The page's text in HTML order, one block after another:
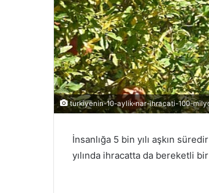
turkiyenin-10-aylik-nar-ihracati-100-
İnsanlığa 5 bin yılı aşkın
yılında ihracatta da bereketli